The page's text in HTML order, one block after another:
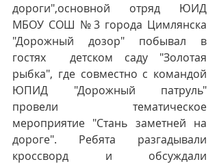
дороги",основной отряд ЮИД
МБОУ СОШ №3 города Цимлянска
"Дорожный дозор" побывал в
гостях  детском саду "Золотая
рыбка", где совместно с командой
ЮПИД "Дорожный патруль"
провели тематическое
мероприятие "Стань заметней на
дороге". Ребята разгадывали
кроссворд и обсуждали